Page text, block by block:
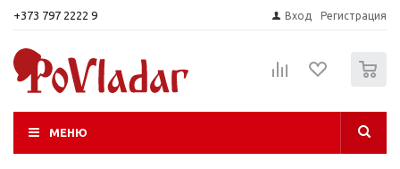
+373 797 2222 9 Вход Регистрация
МЕНЮ